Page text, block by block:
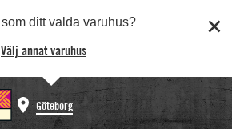
som ditt valda varuhus?
Välj annat varuhus
Göteborg